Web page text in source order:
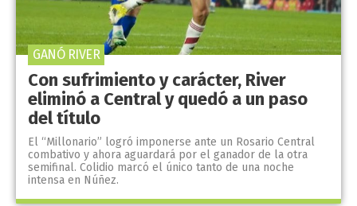
Con sufrimiento y carácter, River
eliminó a Central y quedó a un paso
del título
El “Millonario” logró imponerse ante un Rosario Central
combativo y ahora aguardará por el ganador de la otra
semifinal. Colidio marcó el único tanto de una noche
intensa en Núñez.
GANÓ RIVER